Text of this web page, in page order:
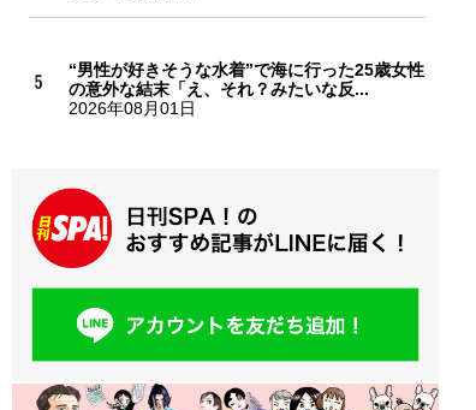
“男性が好きそうな水着”で海に行った25歳女性
の意外な結末「え、それ？みたいな反...
2026年08月01日